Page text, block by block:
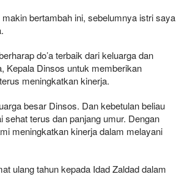
bertambah ini, sebelumnya istri saya
do’a terbaik dari keluarga dan
Kepala Dinsos untuk memberikan
meningkatkan kinerja.
besar Dinsos. Dan kebetulan beliau
sehat terus dan panjang umur. Dengan
meningkatkan kinerja dalam melayani
ulang tahun kepada Idad Zaldad dalam